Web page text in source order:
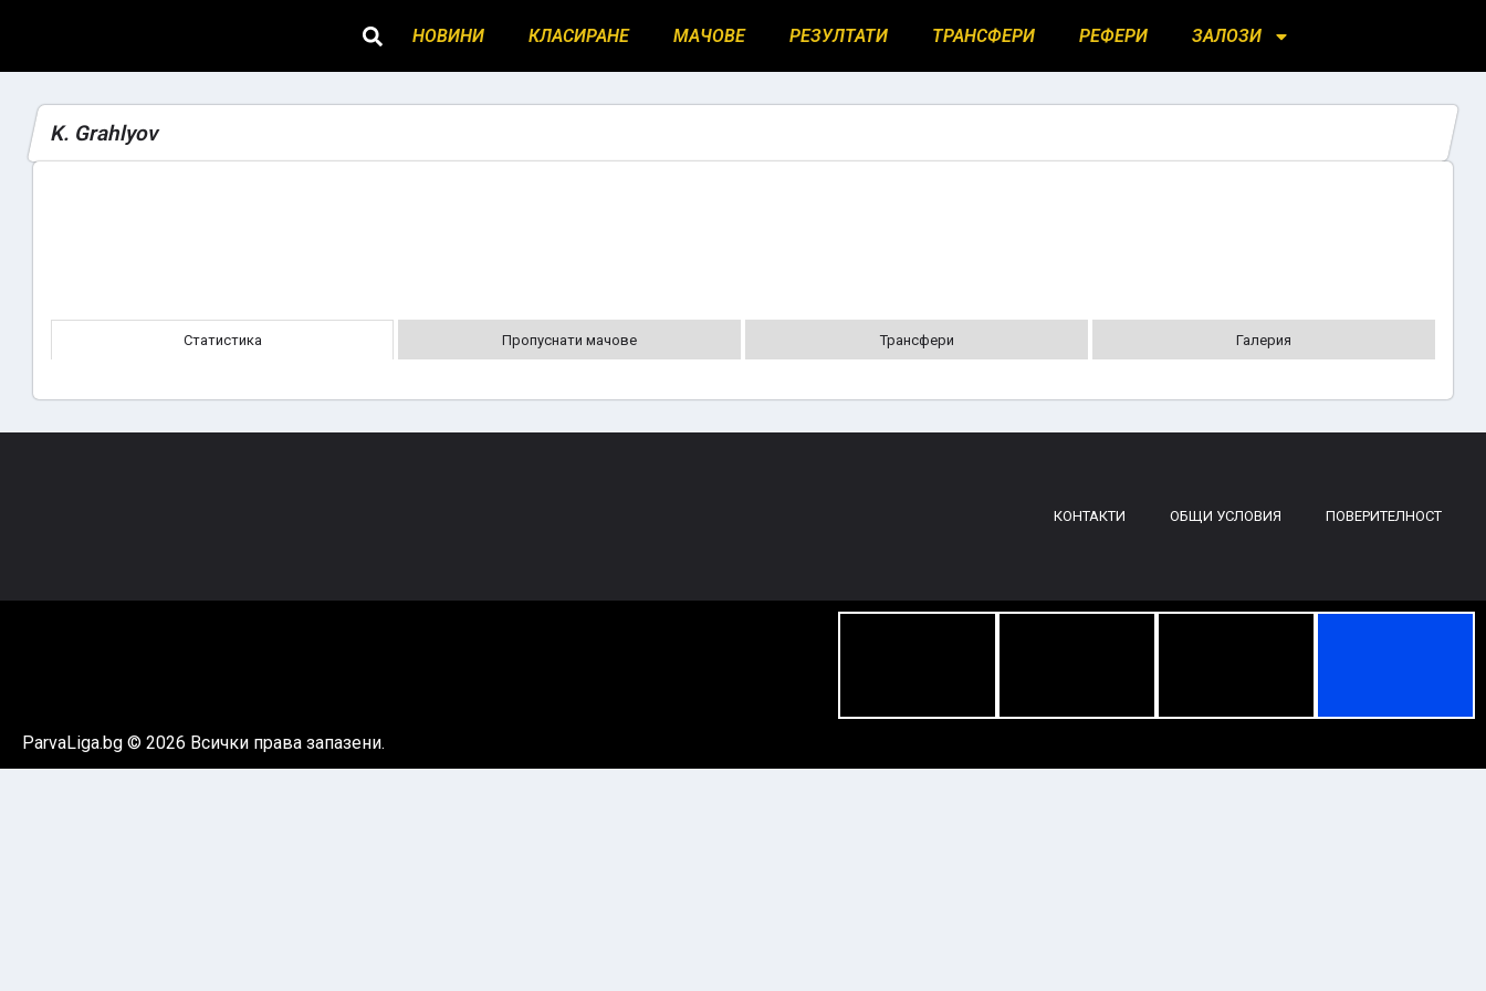
НОВИНИ КЛАСИРАНЕ МАЧОВЕ РЕЗУЛТАТИ ТРАНСФЕРИ РЕФЕРИ ЗАЛОЗИ
K. Grahlyov
Статистика Пропуснати мачове Трансфери Галерия
КОНТАКТИ ОБЩИ УСЛОВИЯ ПОВЕРИТЕЛНОСТ
ParvaLiga.bg © 2026 Всички права запазени.